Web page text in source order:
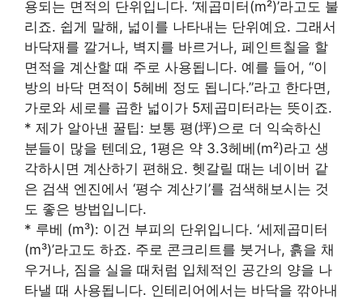
용되는 면적의 단위입니다. ‘제곱미터(m²)’라고도 불
리죠. 쉽게 말해, 넓이를 나타내는 단위예요. 그래서
바닥재를 깔거나, 벽지를 바르거나, 페인트칠을 할
면적을 계산할 때 주로 사용됩니다. 예를 들어, “이
방의 바닥 면적이 5헤베 정도 됩니다.”라고 한다면,
가로와 세로를 곱한 넓이가 5제곱미터라는 뜻이죠.
* 제가 알아낸 꿀팁: 보통 평(坪)으로 더 익숙하신
분들이 많을 텐데요, 1평은 약 3.3헤베(m²)라고 생
각하시면 계산하기 편해요. 헷갈릴 때는 네이버 같
은 검색 엔진에서 ‘평수 계산기’를 검색해보시는 것
도 좋은 방법입니다.
* 루베 (m³): 이건 부피의 단위입니다. ‘세제곱미터
(m³)’라고도 하죠. 주로 콘크리트를 붓거나, 흙을 채
우거나, 짐을 실을 때처럼 입체적인 공간의 양을 나
타낼 때 사용됩니다. 인테리어에서는 바닥을 깎아내